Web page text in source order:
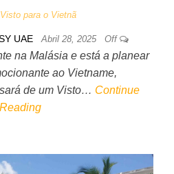
Visto para o Vietnã
UAE Abril 28, 2025 Off
na Malásia e está a planear
ao Vietname,
de um Visto… Continue
Reading